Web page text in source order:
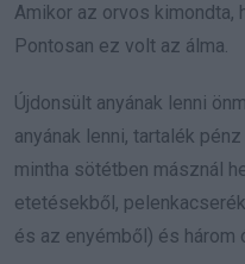
Amikor az orvos kimondta,
Pontosan ez volt az álma.
Újdonsült anyának lenni
anyának lenni, tartalék
mintha sötétben másznál
etetésekből,
és az enyémből) és három